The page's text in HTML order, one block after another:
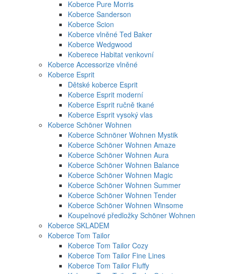
Koberce Pure Morris
Koberce Sanderson
Koberce Scion
Koberce vlněné Ted Baker
Koberce Wedgwood
Koberece Habitat venkovní
Koberce Accessorize vlněné
Koberce Esprit
Dětské koberce Esprit
Koberce Esprit moderní
Koberce Esprit ručně tkané
Koberce Esprit vysoký vlas
Koberce Schöner Wohnen
Koberce Schnöner Wohnen Mystik
Koberce Schöner Wohnen Amaze
Koberce Schöner Wohnen Aura
Koberce Schöner Wohnen Balance
Koberce Schöner Wohnen Magic
Koberce Schöner Wohnen Summer
Koberce Schöner Wohnen Tender
Koberce Schöner Wohnen Winsome
Koupelnové předložky Schöner Wohnen
Koberce SKLADEM
Koberce Tom Tailor
Koberce Tom Tailor Cozy
Koberce Tom Tailor Fine Lines
Koberce Tom Tailor Fluffy